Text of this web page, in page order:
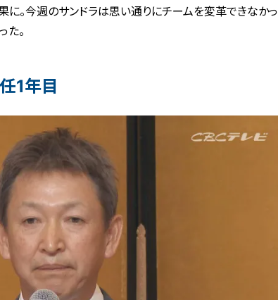
に。今週のサンドラは思い通りにチームを変革できなかっ
た。
1年目